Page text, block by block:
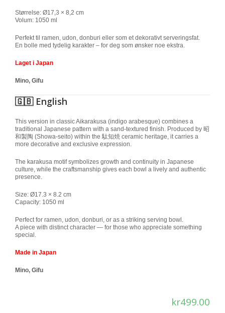
Størrelse: Ø17,3 × 8,2 cm
Volum: 1050 ml
Perfekt til ramen, udon, donburi eller som et dekorativt serveringsfat.
En bolle med tydelig karakter – for deg som ønsker noe ekstra.
Laget i Japan
Mino, Gifu
🇬🇧 English
This version in classic Aikarakusa (indigo arabesque) combines a
traditional Japanese pattern with a sand-textured finish. Produced by 昭
和製陶 (Showa-seito) within the 駄知焼 ceramic heritage, it carries a
more decorative and exclusive expression.
The karakusa motif symbolizes growth and continuity in Japanese
culture, while the craftsmanship gives each bowl a lively and authentic
presence.
Size: Ø17.3 × 8.2 cm
Capacity: 1050 ml
Perfect for ramen, udon, donburi, or as a striking serving bowl.
A piece with distinct character — for those who appreciate something
special.
Made in Japan
Mino, Gifu
kr499.00